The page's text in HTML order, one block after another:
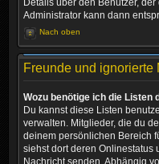
Details über den Benutzer,
Administrator kann dann
Nach oben
Freunde und ignorierte
Wozu benötige ich die Listen
Du kannst diese Listen
verwalten. Mitglieder, die du
deinem persönlichen Bereich
siehst dort deren Onlinestatus
Nachricht senden. Abhängig